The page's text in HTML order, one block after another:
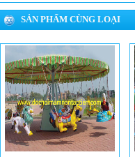
SẢN PHẨM CÙNG LOẠI